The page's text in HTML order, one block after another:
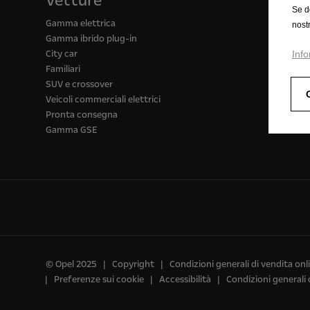
Gamma elettrica
Gamma ibrido plug-in
City car
Familiari
SUV e crossover
Veicoli commerciali elettrici
Pronta consegna
Gamma GSE
© Opel 2025 Copyright Condizioni generali di vendita
Preferenze sui cookie
Accessibilità Condizioni generali
Se